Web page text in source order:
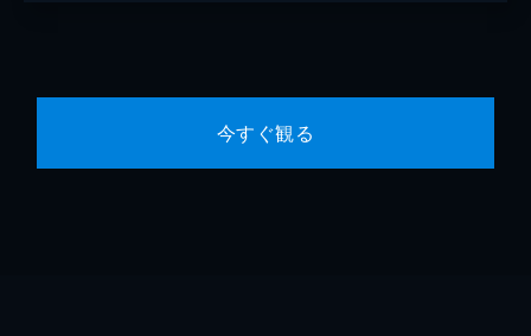
今すぐ観る